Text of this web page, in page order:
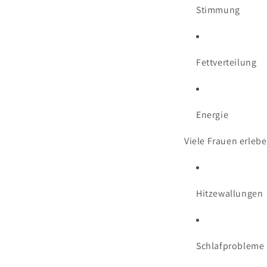
Stimmung
Fettverteilung
Energie
Viele Frauen
Hitzewallungen
Schlafprobleme